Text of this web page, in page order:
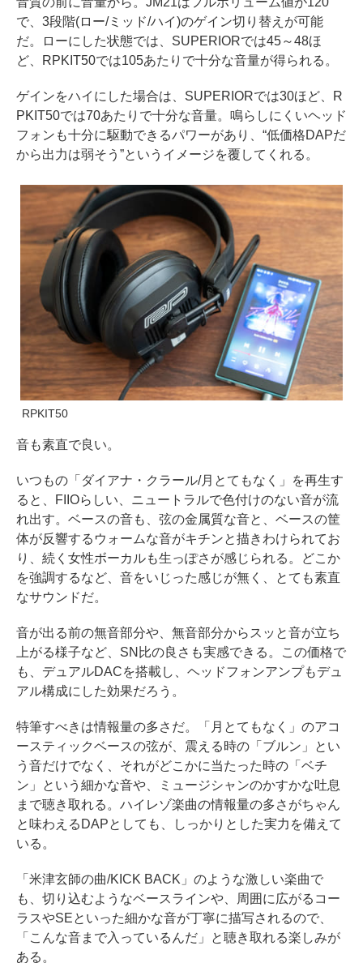
で、3段階(ロー/ミッド/ハイ)のゲイン切り替えが可能
だ。ローにした状態では、SUPERIORでは45～48ほ
ど、RPKIT50では105あたりで十分な音量が得られる。
ゲインをハイにした場合は、SUPERIORでは30ほど、R
PKIT50では70あたりで十分な音量。鳴らしにくいヘッド
フォンも十分に駆動できるパワーがあり、“低価格DAPだ
から出力は弱そう”というイメージを覆してくれる。
RPKIT50
音も素直で良い。
いつもの「ダイアナ・クラール/月とてもなく」を再生す
ると、FIIOらしい、ニュートラルで色付けのない音が流
れ出す。ベースの音も、弦の金属質な音と、ベースの筐
体が反響するウォームな音がキチンと描きわけられてお
り、続く女性ボーカルも生っぽさが感じられる。どこか
を強調するなど、音をいじった感じが無く、とても素直
なサウンドだ。
音が出る前の無音部分や、無音部分からスッと音が立ち
上がる様子など、SN比の良さも実感できる。この価格で
も、デュアルDACを搭載し、ヘッドフォンアンプもデュ
アル構成にした効果だろう。
特筆すべきは情報量の多さだ。「月とてもなく」のアコ
ースティックベースの弦が、震える時の「ブルン」とい
う音だけでなく、それがどこかに当たった時の「ベチ
ン」という細かな音や、ミュージシャンのかすかな吐息
まで聴き取れる。ハイレゾ楽曲の情報量の多さがちゃん
と味わえるDAPとしても、しっかりとした実力を備えて
いる。
「米津玄師の曲/KICK BACK」のような激しい楽曲で
も、切り込むようなベースラインや、周囲に広がるコー
ラスやSEといった細かな音が丁寧に描写されるので、
「こんな音まで入っているんだ」と聴き取れる楽しみが
ある。